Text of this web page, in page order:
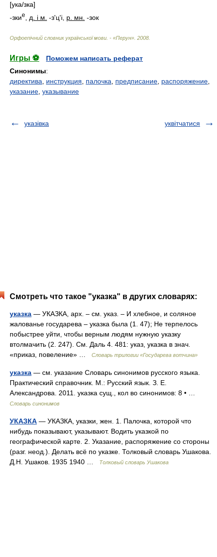
[ука/зка]
-зкие д. і м. -з'ц'і, р. мн. -зок
Орфоепічний словник української мови. - «Перун» 2008
Игры ⚽
Поможем написать реферат
Синонимы:
директива
инструкция палочка предписание распоряжение
указание указывание
указівка уквітчатися
Смотреть что такое "указка" в других словарях:
указка — УКАЗКА, арх. – см. указ. – И хлебное, и соляное
жалованье государева – указка была (1. 47); Не терпелось
побыстрее уйти, чтобы верным людям нужную указку
втолмачить (2. 247). См. Даль 4. 481: указ, указка в знач.
«приказ, повеление» …
Словарь трилогии «Государева вотчина»
указка — см. указание Словарь синонимов русского языка.
Практический справочник. М.: Русский язык. З. Е.
Александрова. 2011. указка сущ., кол во синонимов: 8 • …
Словарь синонимов
УКАЗКА — УКАЗКА, указки, жен. 1. Палочка, которой что
нибудь показывают, указывают. Водить указкой по
географической карте. 2. Указание, распоряжение со стороны
(разг. неод.). Делать всё по указке. Толковый словарь Ушакова.
Д.Н. Ушаков. 1935 1940 …
Толковый словарь Ушакова